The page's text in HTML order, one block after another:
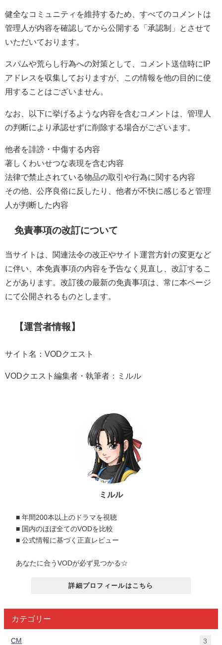
健全なコミュニティを維持するため、すべてのコメントは
管理人が内容を確認してから公開する「承認制」とさせて
いただいております。
スパムや荒らし行為への対策として、コメント送信時にIP
アドレスを収集しておりますが、この情報を他の目的に使
用することはございません。
なお、以下に挙げるような内容を含むコメントは、管理人
の判断により承認せずに削除する場合がございます。
他者を誹謗・中傷する内容
著しくわいせつな表現を含む内容
法律で禁止されている物品の取引や行為に関する内容
その他、公序良俗に反したり、他者が不快に感じると管理
人が判断した内容
免責事項の改訂について
当サイトは、関連法令の改正やサイト運営方針の変更など
に伴い、本免責事項の内容を予告なく見直し、改訂するこ
とがあります。改訂後の最新の免責事項は、常に本ページ
にて公開されるものとします。
【運営者情報】
サイト名：VODクエスト
VODクエスト編集者・執筆者：ミルル
ミルル
■ 年間200本以上のドラマを視聴
■ 国内のほぼ全てのVODを比較
■ 公式情報に基づく正直レビュー
あなたに合うVODが必ず見つかる☆
詳細プロフィールはこちら
カテゴリー
CM 3